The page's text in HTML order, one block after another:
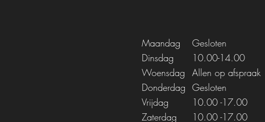
Maandag
Dinsdag
Woensdag
Donderdag
Vrijdag
Zaterdag
Gesloten
10.00-14.00
Allen op afspraak
Gesloten
10.00-17.00
10.00-17.00